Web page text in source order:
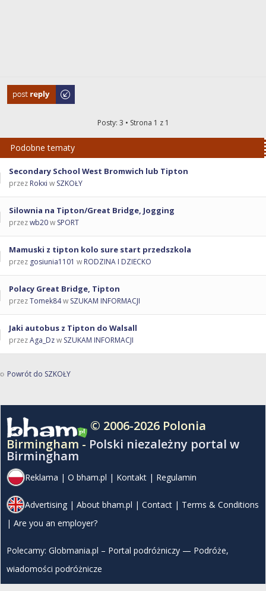
Odpowiedz
Posty: 3 • Strona 1 z 1
Podobne tematy
Secondary School West Bromwich lub Tipton
przez Rokxi w SZKOŁY
Silownia na Tipton/Great Bridge, Jogging
przezwb20w SPORT
Mamuski z tipton kolo sure start przedszkola
przez gosiunia1101 w RODZINA I DZIECKO
Polacy Great Bridge, Tipton
przezTomek84w SZUKAM INFORMACJI
Jaki autobus z Tipton do Walsall
przezAga_Dzw SZUKAM INFORMACJI
Powrót do SZKOŁY
© 2006-2026 Polonia
Birmingham - Polski niezależny portal w
Birmingham
Reklama | O bham.pl | Kontakt | Regulamin
Advertising | About bham.pl | Contact | Terms & Conditions
| Are you an employer?
Polecamy: Globmania.pl – Portal podróżniczy — Podróże,
wiadomości podróżnicze